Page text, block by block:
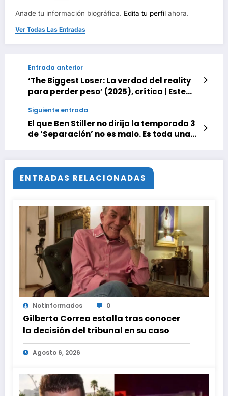
Añade tu información biográfica. Edita tu perfil ahora.
Ver Todas Las Entradas
Entrada anterior
‘The Biggest Loser: La verdad del reality
para perder peso’ (2025), crítica | Este
reality más inapropiado de la historia de
la televisión: vómitos, desmayos y
humillaciones para dejar de estar gordo
Siguiente entrada
El que Ben Stiller no dirija la temporada 3
de ‘Separación’ no es malo. Es toda una
ENTRADAS RELACIONADAS
Notinformados 0
Gilberto Correa estalla tras conocer
la decisión del tribunal en su caso
Agosto 6, 2026